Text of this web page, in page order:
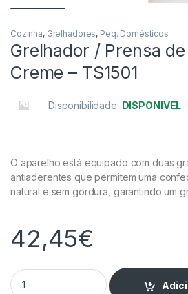
Cozinha, Grelhadores, Peq. Domésticos
Grelhador / Prensa
Creme – TS1501
Disponibilidade: DISPONIVEL
O aparelho está equipado com duas
antiaderentes que permitem uma
natural e sem gordura, garantindo um
42,45€
Grelhador / Prensa de Contacto